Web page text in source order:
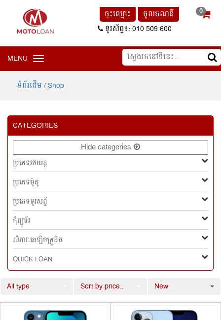
ចូលគណនី
ចុះឈ្មោះ
ទូរស័ព្ទ៖: 010 509 600
0
MENU Toggle
navigation
ទំព័រដើម/Shop
CATEGORIES
Hide categories
ប្រភេទរថយន្ដ
ប្រភេទម៉ូតូ
ប្រភេទទូរសព្ទ័
កុំព្យូទ័រ
សំភារៈអេឡិចត្រូនិច
QUICK LOAN
New
Sort by price..
All type